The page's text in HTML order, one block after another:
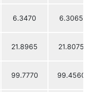
6.3470 6.3065
21.8965 21.8075
99.7770 99.4560